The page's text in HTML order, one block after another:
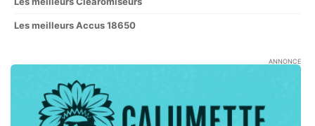
Les meilleurs Accus 18650
ANNONCE